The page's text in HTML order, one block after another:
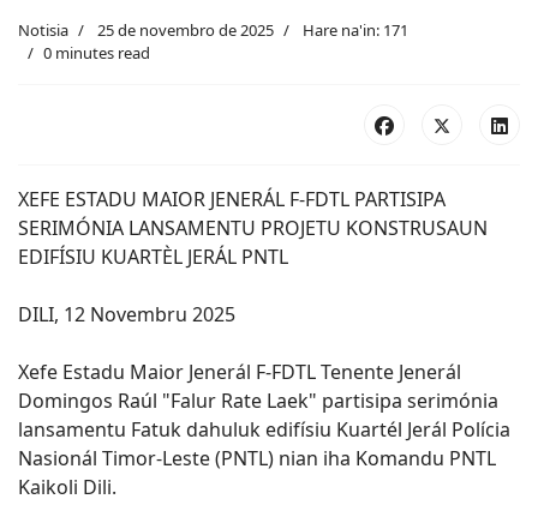
Notisia 25 de novembro de 2025
Hare na'in: 171
0 minutes read
XEFE ESTADU MAIOR JENERÁL F-FDTL PARTISIPA
SERIMÓNIA LANSAMENTU PROJETU KONSTRUSAUN
EDIFÍSIU KUARTÈL JERÁL PNTL
DILI, 12 Novembru 2025
Xefe Estadu Maior Jenerál F-FDTL Tenente Jenerál
Domingos Raúl "Falur Rate Laek" partisipa serimónia
lansamentu Fatuk dahuluk edifísiu Kuartél Jerál Polícia
Nasionál Timor-Leste (PNTL) nian iha Komandu PNTL
Kaikoli Dili.